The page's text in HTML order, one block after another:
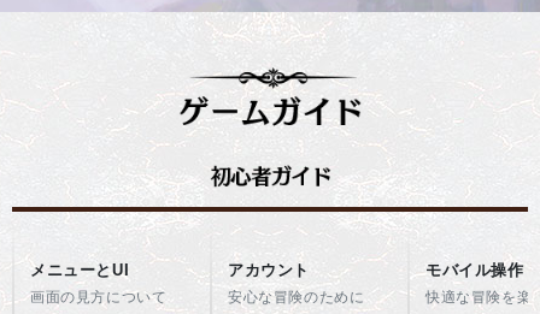
メニューとUI
画面の見方について
アカウント
安心な冒険のために
モバイル操作
快適な冒険を楽